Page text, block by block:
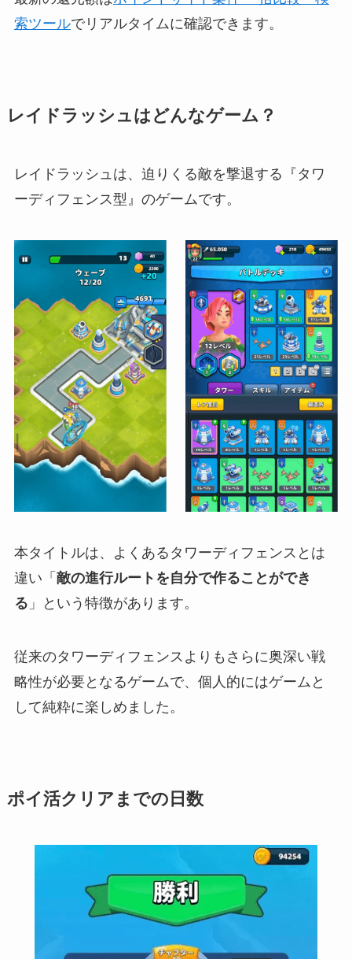
索ツールでリアルタイムに確認できます。
レイドラッシュはどんなゲーム？
レイドラッシュは、迫りくる敵を撃退する『タワ
ーディフェンス型』のゲームです。
本タイトルは、よくあるタワーディフェンスとは
違い「 敵の進行ルートを自分で作ることができ
る 」という特徴があります。
従来のタワーディフェンスよりもさらに奥深い戦
略性が必要となるゲームで、個人的にはゲームと
して純粋に楽しめました。
ポイ活クリアまでの日数